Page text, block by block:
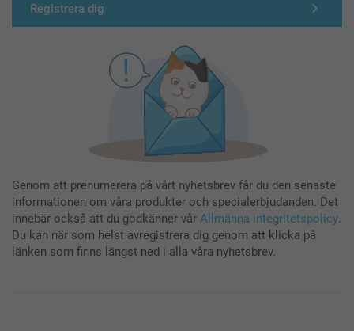
Registrera dig
Genom att prenumerera på vårt nyhetsbrev får du den senaste
informationen om våra produkter och specialerbjudanden. Det
innebär också att du godkänner vår Allmänna integritetspolicy.
Du kan när som helst avregistrera dig genom att klicka på
länken som finns längst ned i alla våra nyhetsbrev.